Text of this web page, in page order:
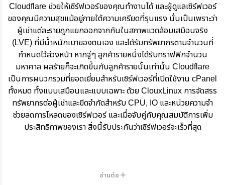
Cloudflare ช่วยให้เซิร์ฟเวอร์ของคุณทำงานได้ และผู้ดูแลเซิร์ฟเวอร์
ของคุณมีความสุขแม้อยู่ภายใต้ความเครียดที่รุนแรง นั่นเป็นเพราะว่า
ผู้เช่าแต่ละรายถูกแยกออกจากกันในสภาพแวดล้อมเสมือนจริง
(LVE) ที่มีน้ำหนักเบาของตนเอง และได้รับทรัพยากรตามจำนวนที่
กำหนดไว้ล่วงหน้า หากจู่ๆ ลูกค้ารายหนึ่งได้รับทราฟฟิกจำนวน
มหาศาล ผลร้ายก็จะเกิดขึ้นกับลูกค้ารายนั้นเท่านั้น Cloudflare
เป็นการผนวกรวมที่ยอดเยี่ยมสำหรับเซิร์ฟเวอร์ที่เปิดใช้งาน cPanel
ทั้งหมด ทั้งแบบเสมือนและแบบเฉพาะ ด้วย ClouxLinux การจัดสรร
ทรัพยากรต่อผู้เช่าและขีดจำกัดสำหรับ CPU, IO และหน่วยความจำ
ช่วยลดการโหลดของเซิร์ฟเวอร์ และเมื่อจับคู่กับคุณสมบัติการเพิ่ม
ประสิทธิภาพของเรา สิ่งนี้รับประกันว่าเซิร์ฟเวอร์จะเร็วที่สุด
อ่านต่อ